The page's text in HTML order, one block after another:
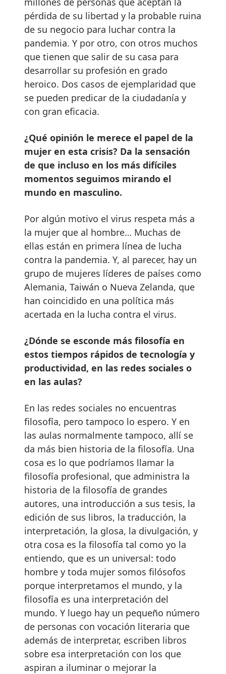
pérdida de su libertad y la probable ruina
de su negocio para luchar contra la
pandemia. Y por otro, con otros muchos
que tienen que salir de su casa para
desarrollar su profesión en grado
heroico. Dos casos de ejemplaridad que
se pueden predicar de la ciudadanía y
con gran eficacia.
¿Qué opinión le merece el papel de la
mujer en esta crisis? Da la sensación
de que incluso en los más difíciles
momentos seguimos mirando el
mundo en masculino.
Por algún motivo el virus respeta más a
la mujer que al hombre… Muchas de
ellas están en primera línea de lucha
contra la pandemia. Y, al parecer, hay un
grupo de mujeres líderes de países como
Alemania, Taiwán o Nueva Zelanda, que
han coincidido en una política más
acertada en la lucha contra el virus.
¿Dónde se esconde más filosofía en
estos tiempos rápidos de tecnología y
productividad, en las redes sociales o
en las aulas?
En las redes sociales no encuentras
filosofía, pero tampoco lo espero. Y en
las aulas normalmente tampoco, allí se
da más bien historia de la filosofía. Una
cosa es lo que podríamos llamar la
filosofía profesional, que administra la
historia de la filosofía de grandes
autores, una introducción a sus tesis, la
edición de sus libros, la traducción, la
interpretación, la glosa, la divulgación, y
otra cosa es la filosofía tal como yo la
entiendo, que es un universal: todo
hombre y toda mujer somos filósofos
porque interpretamos el mundo, y la
filosofía es una interpretación del
mundo. Y luego hay un pequeño número
de personas con vocación literaria que
además de interpretar, escriben libros
sobre esa interpretación con los que
aspiran a iluminar o mejorar la